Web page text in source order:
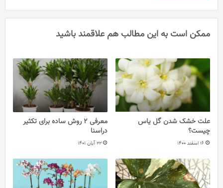
ممکن است به این مطالب هم علاقمند باشید
علت خشک شدن گل یاس
چیست؟
16 اسفند 1400
معرفی 2 روش ساده برای تکثیر
دراسنا
22 آبان 1401